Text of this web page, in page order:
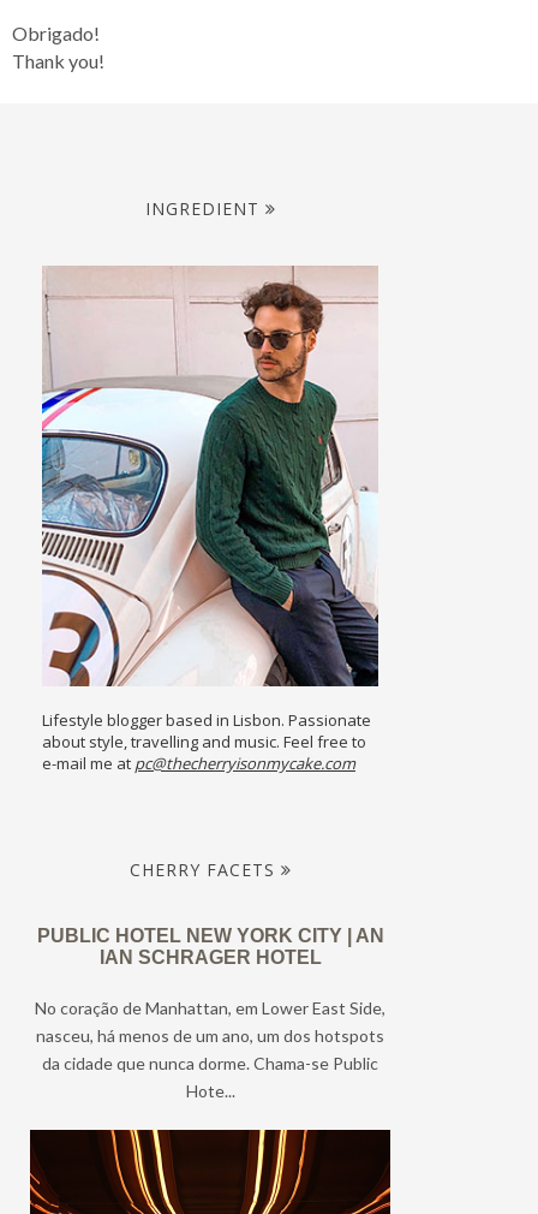
Obrigado!
Thank you!
INGREDIENT
Lifestyle blogger based in Lisbon. Passionate
about style, travelling and music. Feel free to
e-mail me at pc@thecherryisonmycake.com
CHERRY FACETS
PUBLIC HOTEL NEW YORK CITY | AN
IAN SCHRAGER HOTEL
No coração de Manhattan, em Lower East Side,
nasceu, há menos de um ano, um dos hotspots
da cidade que nunca dorme. Chama-se Public
Hote...